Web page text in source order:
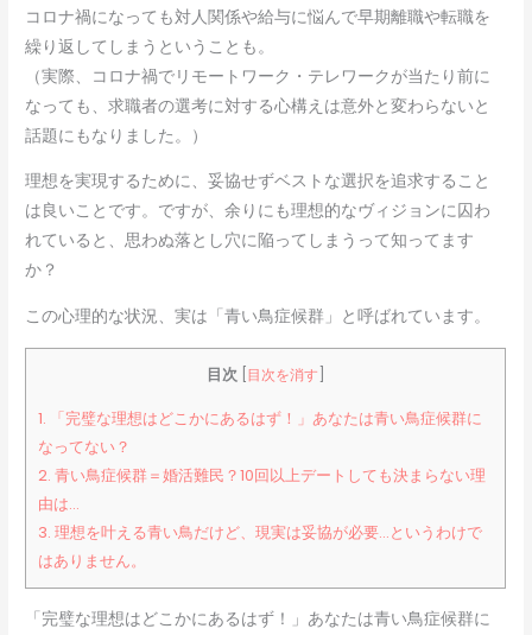
コロナ禍になっても対人関係や給与に悩んで早期離職や転職を
繰り返してしまうということも。
（実際、コロナ禍でリモートワーク・テレワークが当たり前に
なっても、求職者の選考に対する心構えは意外と変わらないと
話題にもなりました。）
理想を実現するために、妥協せずベストな選択を追求すること
は良いことです。ですが、余りにも理想的なヴィジョンに囚わ
れていると、思わぬ落とし穴に陥ってしまうって知ってます
か？
この心理的な状況、実は「青い鳥症候群」と呼ばれています。
目次 目次を消す
1. 「完璧な理想はどこかにあるはず！」あなたは青い鳥症候群に
なってない？
2. 青い鳥症候群＝婚活難民？10回以上デートしても決まらない理
由は…
3. 理想を叶える青い鳥だけど、現実は妥協が必要…というわけで
はありません。
「完璧な理想はどこかにあるはず！」あなたは青い鳥症候群に